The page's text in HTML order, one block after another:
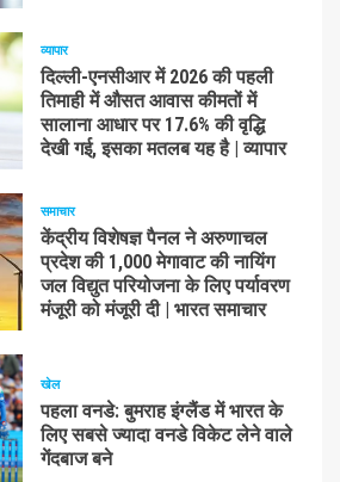
व्यापार
दिल्ली-एनसीआर में 2026 की पहली
तिमाही में औसत आवास कीमतों में
सालाना आधार पर 17.6% की वृद्धि
देखी गई, इसका मतलब यह है | व्यापार
समाचार
केंद्रीय विशेषज्ञ पैनल ने अरुणाचल
प्रदेश की 1,000 मेगावाट की नायिंग
जल विद्युत परियोजना के लिए पर्यावरण
मंजूरी को मंजूरी दी | भारत समाचार
खेल
पहला वनडे: बुमराह इंग्लैंड में भारत के
लिए सबसे ज्यादा वनडे विकेट लेने वाले
गेंदबाज बने